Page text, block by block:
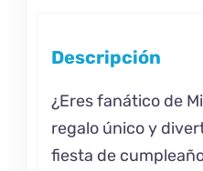
Descripción
¿Eres fanático de
regalo único y
fiesta de